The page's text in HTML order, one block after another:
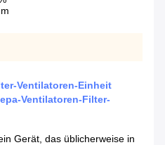
Ventilatoren-Einheit
Ventilatoren-Filter-
Gerät, das üblicherweise in